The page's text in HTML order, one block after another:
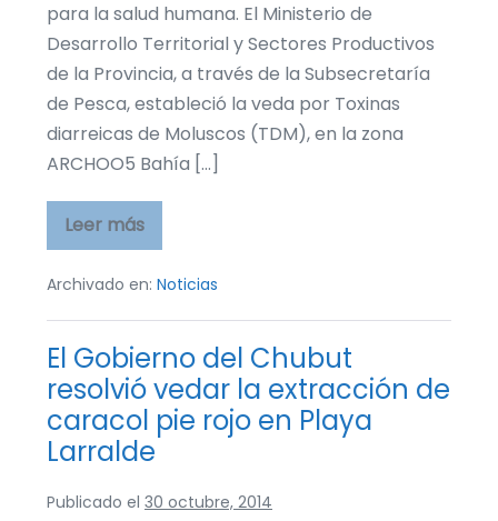
para la salud humana. El Ministerio de
Desarrollo Territorial y Sectores Productivos
de la Provincia, a través de la Subsecretaría
de Pesca, estableció la veda por Toxinas
diarreicas de Moluscos (TDM), en la zona
ARCHOO5 Bahía […]
Leer más
El
Gobierno
Chubut
vedar
extracción
de
mejillón
en
Bahía
Camarones
Archivado en: Noticias
El Gobierno del Chubut
resolvió vedar la extracción de
caracol pie rojo en Playa
Larralde
Publicado el 30 octubre, 2014